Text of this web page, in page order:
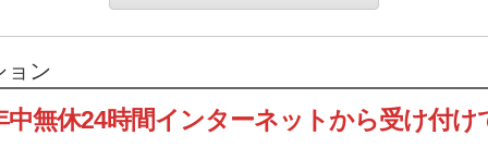
ョン
中無休24時間インターネットから受け付け